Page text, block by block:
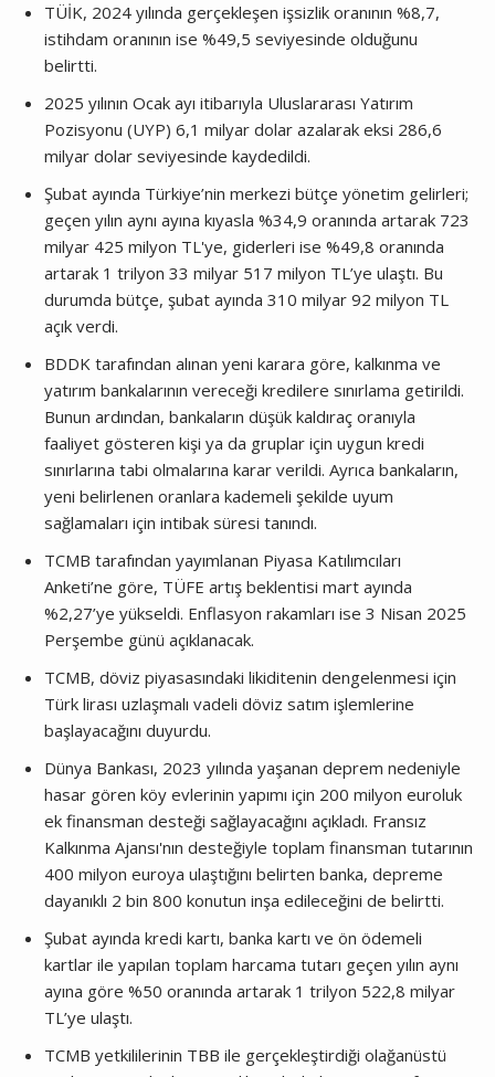
TÜİK, 2024 yılında gerçekleşen işsizlik oranının %8,7,
istihdam oranının ise %49,5 seviyesinde olduğunu
belirtti.
2025 yılının Ocak ayı itibarıyla Uluslararası Yatırım
Pozisyonu (UYP) 6,1 milyar dolar azalarak eksi 286,6
milyar dolar seviyesinde kaydedildi.
Şubat ayında Türkiye’nin merkezi bütçe yönetim gelirleri;
geçen yılın aynı ayına kıyasla %34,9 oranında artarak 723
milyar 425 milyon TL'ye, giderleri ise %49,8 oranında
artarak 1 trilyon 33 milyar 517 milyon TL’ye ulaştı. Bu
durumda bütçe, şubat ayında 310 milyar 92 milyon TL
açık verdi.
BDDK tarafından alınan yeni karara göre, kalkınma ve
yatırım bankalarının vereceği kredilere sınırlama getirildi.
Bunun ardından, bankaların düşük kaldıraç oranıyla
faaliyet gösteren kişi ya da gruplar için uygun kredi
sınırlarına tabi olmalarına karar verildi. Ayrıca bankaların,
yeni belirlenen oranlara kademeli şekilde uyum
sağlamaları için intibak süresi tanındı.
TCMB tarafından yayımlanan Piyasa Katılımcıları
Anketi’ne göre, TÜFE artış beklentisi mart ayında
%2,27’ye yükseldi. Enflasyon rakamları ise 3 Nisan 2025
Perşembe günü açıklanacak.
TCMB, döviz piyasasındaki likiditenin dengelenmesi için
Türk lirası uzlaşmalı vadeli döviz satım işlemlerine
başlayacağını duyurdu.
Dünya Bankası, 2023 yılında yaşanan deprem nedeniyle
hasar gören köy evlerinin yapımı için 200 milyon euroluk
ek finansman desteği sağlayacağını açıkladı. Fransız
Kalkınma Ajansı'nın desteğiyle toplam finansman tutarının
400 milyon euroya ulaştığını belirten banka, depreme
dayanıklı 2 bin 800 konutun inşa edileceğini de belirtti.
Şubat ayında kredi kartı, banka kartı ve ön ödemeli
kartlar ile yapılan toplam harcama tutarı geçen yılın aynı
ayına göre %50 oranında artarak 1 trilyon 522,8 milyar
TL’ye ulaştı.
TCMB yetkililerinin TBB ile gerçekleştirdiği olağanüstü